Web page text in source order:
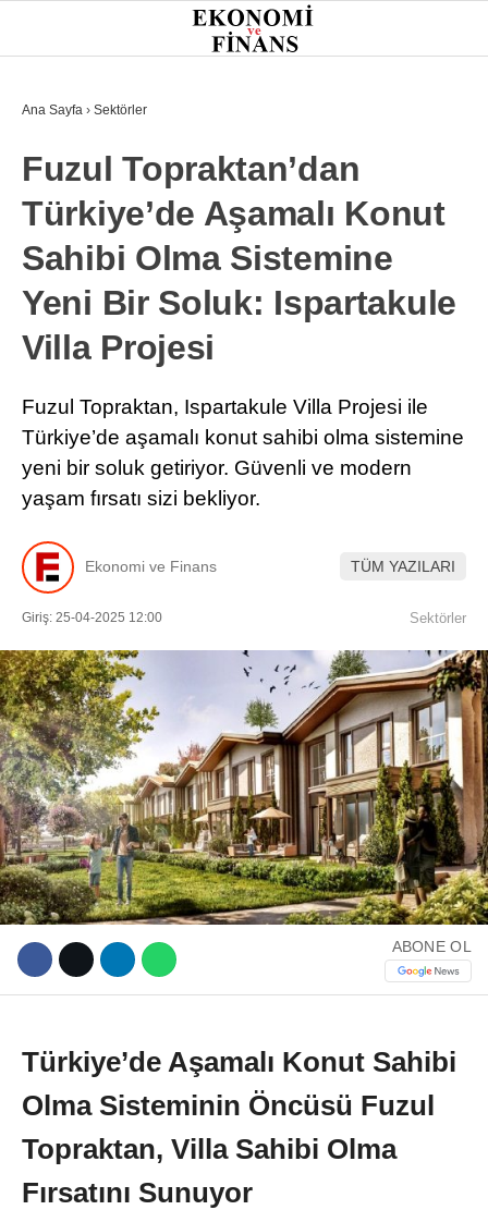
WhatsApp İhbar Hattı
Facebook
Instagram
28.5°
GÜNDEM
EKONOMI
FINANS
BORSA
KRIPTO
SEKTÖRLER
TEKNOLOJI
Ana Sayfa › Sektörler
Fuzul Topraktan’dan
Türkiye’de Aşamalı Konut
Sahibi Olma Sistemine
Yeni Bir Soluk: Ispartakule
Villa Projesi
Fuzul Topraktan, Ispartakule Villa Projesi ile
Türkiye’de aşamalı konut sahibi olma sistemine
yeni bir soluk getiriyor. Güvenli ve modern
yaşam fırsatı sizi bekliyor.
Ekonomi ve Finans TÜM YAZILARI
Giriş: 25-04-2025 12:00 Sektörler
ABONE OL
Türkiye’de Aşamalı Konut Sahibi
Olma Sisteminin Öncüsü Fuzul
Topraktan, Villa Sahibi Olma
Fırsatını Sunuyor